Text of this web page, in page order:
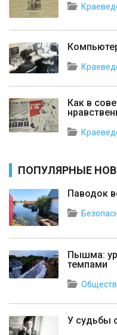
Как в
ПОПУЛЯРНЫЕ
Паводок
Пышма:
темпами
У судьбы